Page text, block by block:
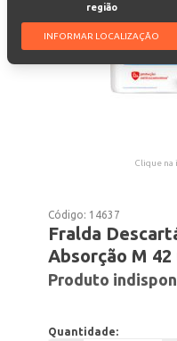
região
INFORMAR LOCALIZAÇÃO
Clique na
Código: 14637
Fralda
Absorção M 42
Produto
Quantidade: